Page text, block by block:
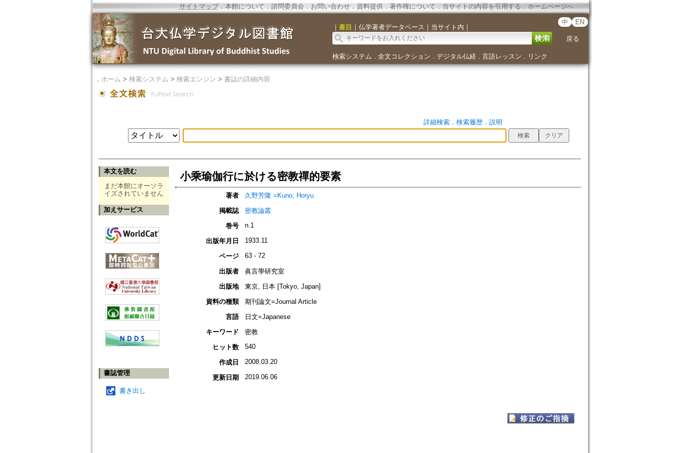
サイトマップ．本館について ． 諮問委員会． お問い合わせ． 資料提供． 著作権について．当サイトの内容を引用する ． ホームページへ
｜ 書目 ｜ 仏学著者データベース ｜ 当サイト内 ｜
中 EN
戻る
検索システム ． 全文コレクション ． デジタル仏経． 言語レッスン ． リンク
． ホーム > 検索システム > 検索エンジン > 書誌の詳細内容
詳細検索． 検索履歴． 説明
本文を読む
まだ本館にオーソラ
イズされていません
加えサービス
書誌管理
書き出し
小乘瑜伽行に於ける密教禪的要素
著者
久野芳隆 =Kuno, Horyu
掲載誌
密教論叢
巻号
n.1
出版年月日 1933.11
ページ 63 - 72
出版者
眞言學研究室
出版地
東京, 日本 [Tokyo, Japan]
資料の種類
期刊論文=Journal Article
言語
日文=Japanese
キーワード
密教
ヒット数
540
作成日 2008.03.20
更新日期 2019.06.06